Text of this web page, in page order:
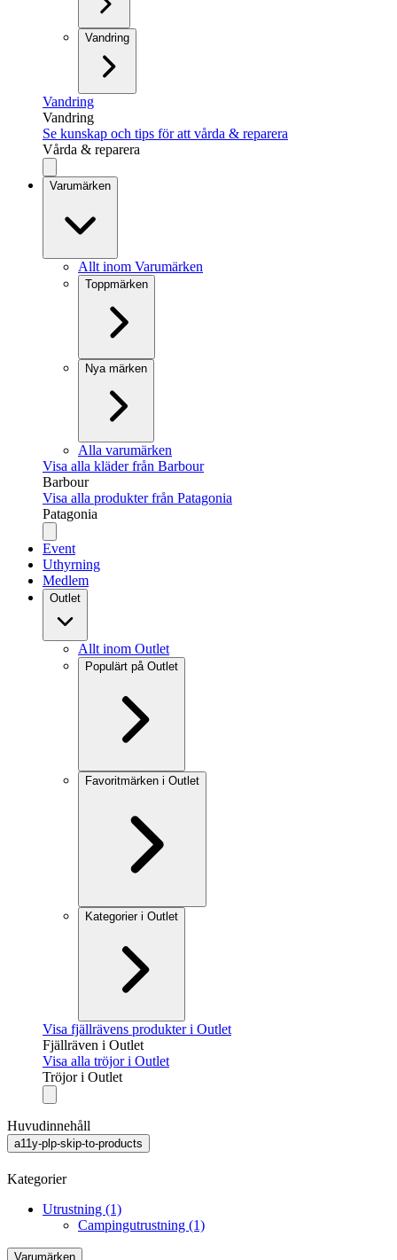
Vandring
Vandring
Vandring
Se kunskap och tips för att vårda & reparera
Vårda & reparera
Varumärken
Allt inom Varumärken
Toppmärken
Nya märken
Alla varumärken
Visa alla kläder från Barbour
Barbour
Visa alla produkter från Patagonia
Patagonia
Event
Uthyrning
Medlem
Outlet
Allt inom Outlet
Populärt på Outlet
Favoritmärken i Outlet
Kategorier i Outlet
Visa fjällrävens produkter i Outlet
Fjällräven i Outlet
Visa alla tröjor i Outlet
Tröjor i Outlet
Huvudinnehåll
a11y-plp-skip-to-products
Kategorier
Utrustning (1)
Campingutrustning (1)
Varumärken